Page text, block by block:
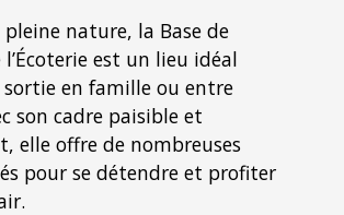
pleine nature, la Base de
l’Écoterie est un lieu idéal
en famille ou entre
son cadre paisible et
elle offre de nombreuses
pour se détendre et profiter